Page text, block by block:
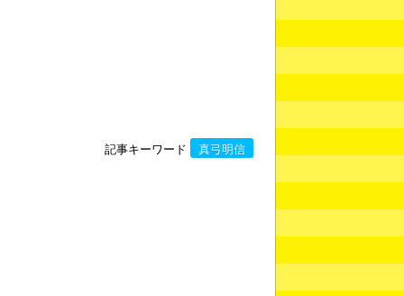
記事キーワード 真弓明信